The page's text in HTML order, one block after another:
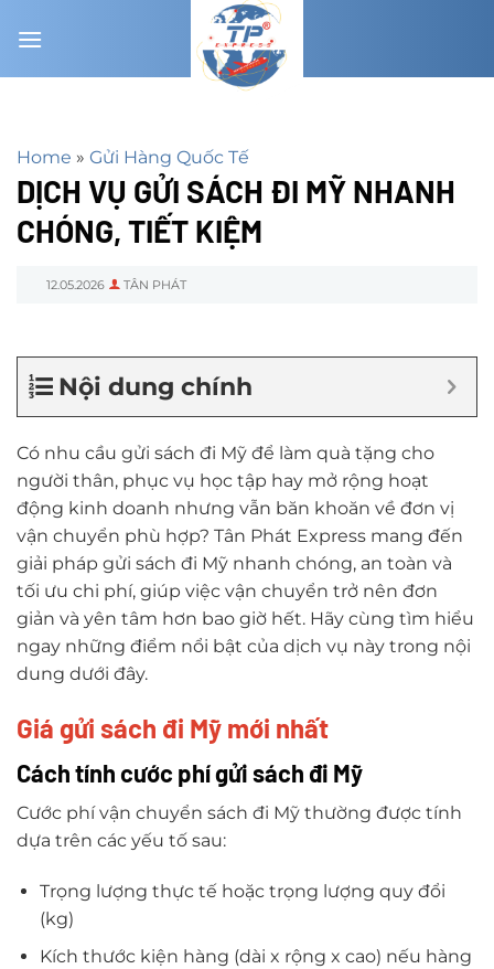
đến
Home » Gửi Hàng Quốc Tế
DỊCH VỤ GỬI SÁCH ĐI MỸ NHANH
CHÓNG, TIẾT KIỆM
12.05.2026 TÂN PHÁT
Nội dung chính
Có nhu cầu gửi sách đi Mỹ để làm quà tặng cho
người thân, phục vụ học tập hay mở rộng hoạt
động kinh doanh nhưng vẫn băn khoăn về đơn vị
vận chuyển phù hợp? Tân Phát Express mang đến
giải pháp gửi sách đi Mỹ nhanh chóng, an toàn và
tối ưu chi phí, giúp việc vận chuyển trở nên đơn
giản và yên tâm hơn bao giờ hết. Hãy cùng tìm hiểu
ngay những điểm nổi bật của dịch vụ này trong nội
dung dưới đây.
Giá gửi sách đi Mỹ mới nhất
Cách tính cước phí gửi sách đi Mỹ
Cước phí vận chuyển sách đi Mỹ thường được tính
dựa trên các yếu tố sau:
Trọng lượng thực tế hoặc trọng lượng quy đổi
(kg)
Kích thước kiện hàng (dài x rộng x cao) nếu hàng